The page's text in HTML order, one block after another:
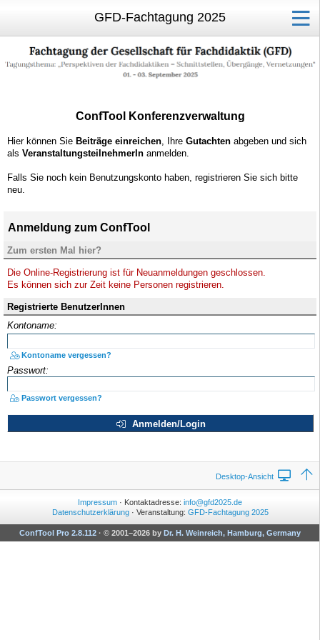
GFD-Fachtagung 2025
ConfTool Konferenzverwaltung
Hier können Sie Beiträge einreichen , Ihre Gutachten abgeben und sich
als VeranstaltungsteilnehmerIn anmelden.
Falls Sie noch kein Benutzungskonto haben, registrieren Sie sich bitte
neu.
Anmeldung zum ConfTool
Zum ersten Mal hier?
Die Online-Registrierung ist für Neuanmeldungen geschlossen.
Es können sich zur Zeit keine Personen registrieren.
Registrierte BenutzerInnen
Kontoname:
Kontoname vergessen?
Passwort:
Passwort vergessen?
Anmelden/Login
Desktop-Ansicht
Impressum · Kontaktadresse: info@gfd2025.de
Datenschutzerklärung· Veranstaltung: GFD-Fachtagung 2025
ConfTool Pro 2.8.112 · © 2001–2026 by Dr. H. Weinreich, Hamburg, Germany